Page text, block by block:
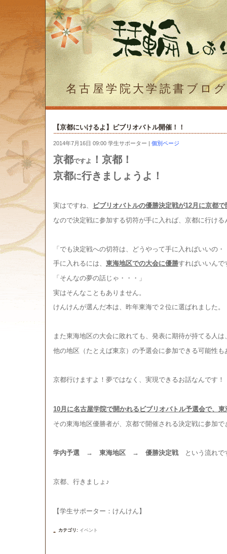
名古屋学院大学読書ブロ
【京都にいけるよ】ビブリオバトル開催！！
2014年7月16日 09:00 学生サポーター | 個別ページ
京都ですよ ！ 京都！
京都に行きましょうよ ！
実はですね、
ビブリオバトルの優勝決定戦が12月に京都で
なので決定戦に参加する切符が手に入れば、京都に行ける
「でも決定戦への切符は、どうやって手に入ればいいの・
手に入れるには、 東海地区での大会に優勝すればいいんで
「そんなの夢の話じゃ・・・」
実はそんなこともありません。
けんけんが選んだ本は、昨年東海で２位に選ばれました。
また東海地区の大会に敗れても、発表に期待が持てる人は
他の地区（たとえば東京）の予選会に参加できる可能性も
京都行けますよ ！ 夢ではなく、 実現できるお話なんです ！
10月に名古屋学院で開かれるビブリオバトル予選会で、
その東海地区優勝者が、京都で開催される決定戦に参加で
学内予選 → 東海地区 → 優勝決定戦 という流れで
京都、行きましょ♪
【学生サポーター：けんけん】
カテゴリ : イベント